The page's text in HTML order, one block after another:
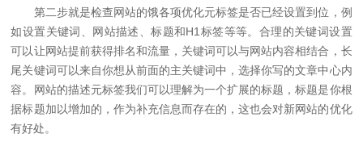
第二步就是检查网站的饿各项优化元标签是否已经设置到位，例
如设置关键词、网站描述、标题和H1标签等等。合理的关键词设置
可以让网站提前获得排名和流量，关键词可以与网站内容相结合，长
尾关键词可以来自你想从前面的主关键词中，选择你写的文章中心内
容。网站的描述元标签我们可以理解为一个扩展的标题，标题是你根
据标题加以增加的，作为补充信息而存在的，这也会对新网站的优化
有好处。